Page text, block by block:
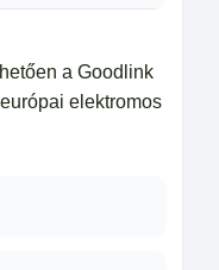
a Goodlink
elektromos